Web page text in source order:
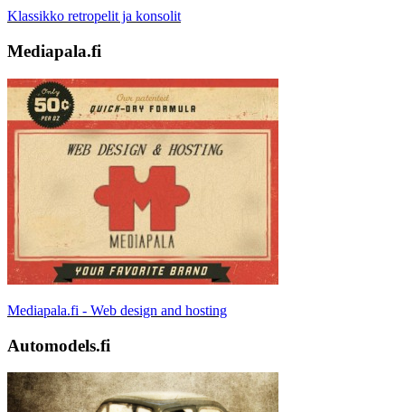
Klassikko retropelit ja konsolit
Mediapala.fi
Mediapala.fi - Web design and hosting
Automodels.fi